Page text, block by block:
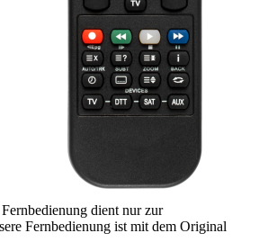
dient nur zur
Fernbedienung ist mit dem Original